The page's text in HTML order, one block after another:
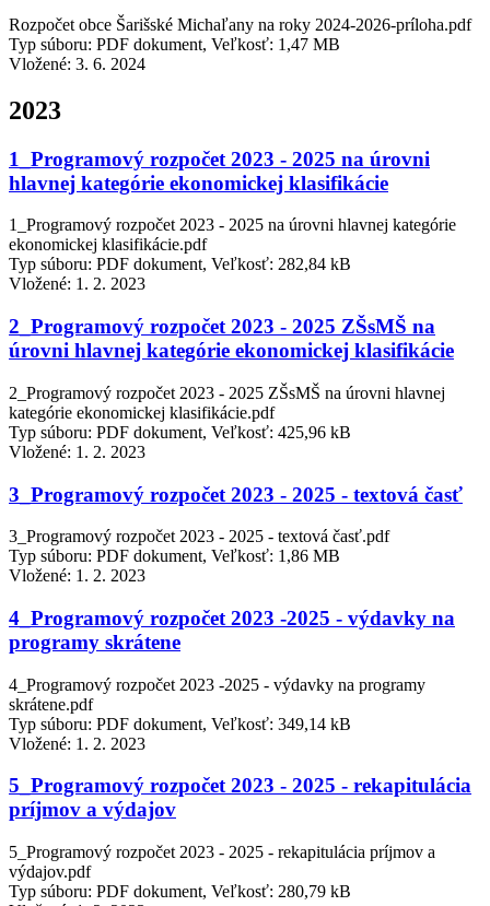
Rozpočet obce Šarišské Michaľany na roky 2024-2026-príloha.pdf
Typ súboru: PDF dokument, Veľkosť: 1,47 MB
Vložené: 3. 6. 2024
2023
1_Programový rozpočet 2023 - 2025 na úrovni
hlavnej kategórie ekonomickej klasifikácie
1_Programový rozpočet 2023 - 2025 na úrovni hlavnej kategórie
ekonomickej klasifikácie.pdf
Typ súboru: PDF dokument, Veľkosť: 282,84 kB
Vložené: 1. 2. 2023
2_Programový rozpočet 2023 - 2025 ZŠsMŠ na
úrovni hlavnej kategórie ekonomickej klasifikácie
2_Programový rozpočet 2023 - 2025 ZŠsMŠ na úrovni hlavnej
kategórie ekonomickej klasifikácie.pdf
Typ súboru: PDF dokument, Veľkosť: 425,96 kB
Vložené: 1. 2. 2023
3_Programový rozpočet 2023 - 2025 - textová časť
3_Programový rozpočet 2023 - 2025 - textová časť.pdf
Typ súboru: PDF dokument, Veľkosť: 1,86 MB
Vložené: 1. 2. 2023
4_Programový rozpočet 2023 -2025 - výdavky na
programy skrátene
4_Programový rozpočet 2023 -2025 - výdavky na programy
skrátene.pdf
Typ súboru: PDF dokument, Veľkosť: 349,14 kB
Vložené: 1. 2. 2023
5_Programový rozpočet 2023 - 2025 - rekapitulácia
príjmov a výdajov
5_Programový rozpočet 2023 - 2025 - rekapitulácia príjmov a
výdajov.pdf
Typ súboru: PDF dokument, Veľkosť: 280,79 kB